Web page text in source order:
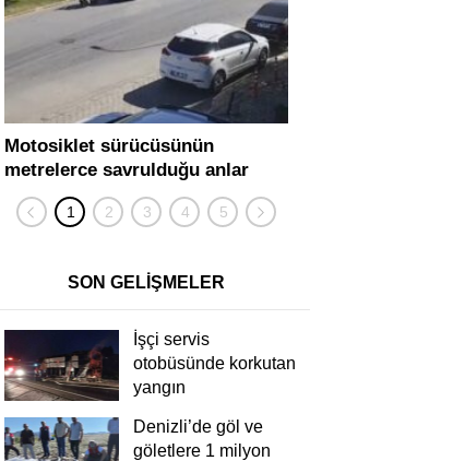
Motosiklet sürücüsünün
metrelerce savrulduğu anlar
güvenlik kamerasında
SON GELİŞMELER
İşçi servis
otobüsünde korkutan
yangın
Denizli’de göl ve
göletlere 1 milyon